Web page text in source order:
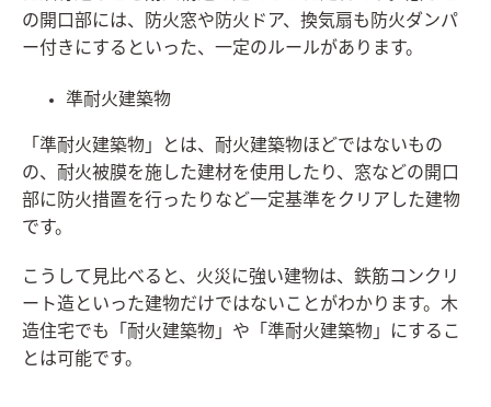
の開口部には、防火窓や防火ドア、換気扇も防火ダンパ
ー付きにするといった、一定のルールがあります。
準耐火建築物
「準耐火建築物」とは、耐火建築物ほどではないもの
の、耐火被膜を施した建材を使用したり、窓などの開口
部に防火措置を行ったりなど一定基準をクリアした建物
です。
こうして見比べると、火災に強い建物は、鉄筋コンクリ
ート造といった建物だけではないことがわかります。木
造住宅でも「耐火建築物」や「準耐火建築物」にするこ
とは可能です。